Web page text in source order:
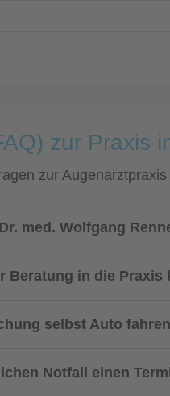
zur Praxis
zur
med. Wolfgang
Beratung in die Praxis
selbst Auto
Notfall einen